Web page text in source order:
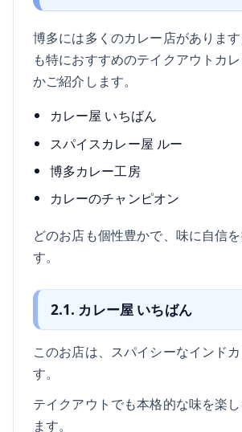
博多には多くのカレー店がありま
も特におすすめのテイクアウトカ
かご紹介します。
カレー屋 いちばん
スパイスカレー屋 ルー
博多カレー工房
カレーのチャンピオン
どのお店も個性豊かで、味に自信
す。
2.1. カレー屋 いちばん
このお店は、スパイシーなインド
す。
テイクアウトでも本格的な味を楽
ます。